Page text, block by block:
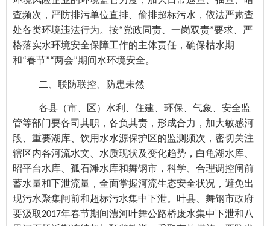
查频次，严防排污单位直排、偷排超标污水，依法严肃查
处各类环境违法行为。按“党政同责、一岗双责”要求、严
格落实水环境安全保障工作的主体责任，确保枯水期
和“春节”“两会”期间水环境安全。
二、联防联控、防患未然
各县（市、区）水利、住建、环保、气象、安全监
管等部门要各司其职，各负其责，形成合力，加大敏感河
段、重要湖库、饮用水水源保护区的监测频次，密切关注
辖区内各河流水文、水质现状及变化趋势，白龟湖水库、
昭平台水库、孤石滩水库和舞钢市，科学、合理调控闸前
蓄水量和下泄流量，全面掌握河流生态安全状况，避免出
现污水聚集闸前和超标污水集中下泄。叶县、舞钢市政府
要汲取2017年春节期间澧河叶舞公路桥废水集中下泄和八